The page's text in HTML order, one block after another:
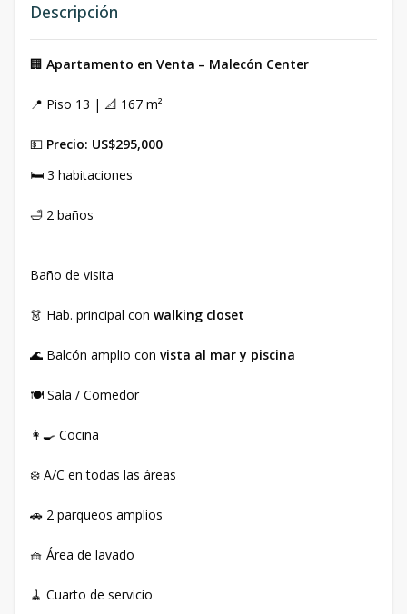
Descripción
🏢 Apartamento en Venta – Malecón Center
📍 Piso 13 | 📐 167 m²
💵 Precio: US$295,000
🛏️ 3 habitaciones
🛁 2 baños
Baño de visita
👗 Hab. principal con walking closet
🌊 Balcón amplio con vista al mar y piscina
🍽️ Sala / Comedor
👩‍🍳 Cocina
❄️ A/C en todas las áreas
🚗 2 parqueos amplios
🧺 Área de lavado
🧹 Cuarto de servicio